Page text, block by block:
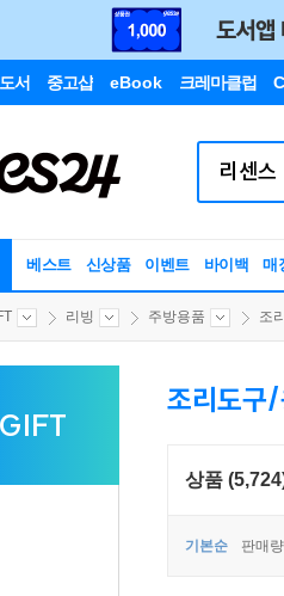
서 중고샵 eBook 크레마클럽
베스트 신상품 이벤트 바이백 매
리빙 주방용품 조
조리도구
상품
기본순 판매